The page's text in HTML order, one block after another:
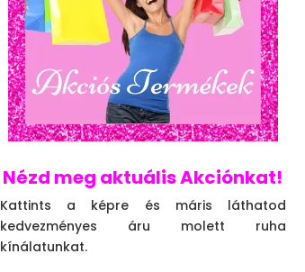
Nézd meg aktuális Akciónkat!
Kattints a képre és máris láthatod
kedvezményes áru molett ruha
kínálatunkat.